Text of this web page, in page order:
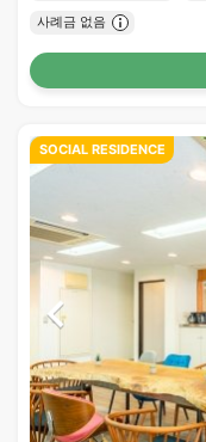
사례금 없음
SOCIAL RESIDENCE